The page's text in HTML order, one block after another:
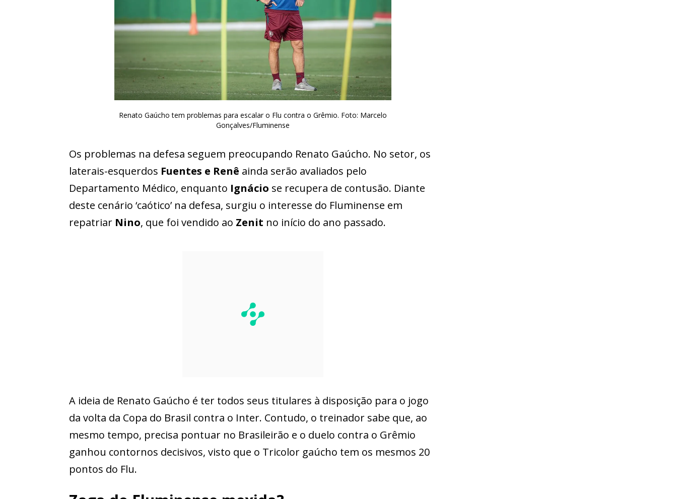
Renato Gaúcho tem problemas para escalar o Flu contra o Grêmio. Foto: Marcelo
Gonçalves/Fluminense
Os problemas na defesa seguem preocupando Renato Gaúcho. No setor, os
laterais-esquerdos Fuentes e Renê ainda serão avaliados pelo
Departamento Médico, enquanto Ignácio se recupera de contusão. Diante
deste cenário ‘caótico’ na defesa, surgiu o interesse do Fluminense em
repatriar Nino, que foi vendido ao Zenit no início do ano passado.
A ideia de Renato Gaúcho é ter todos seus titulares à disposição para o jogo
da volta da Copa do Brasil contra o Inter. Contudo, o treinador sabe que, ao
mesmo tempo, precisa pontuar no Brasileirão e o duelo contra o Grêmio
ganhou contornos decisivos, visto que o Tricolor gaúcho tem os mesmos 20
pontos do Flu.